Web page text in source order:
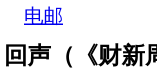
电邮
回声（《财新